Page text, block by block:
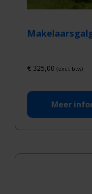
€ 325,00 (excl. btw)
Meer